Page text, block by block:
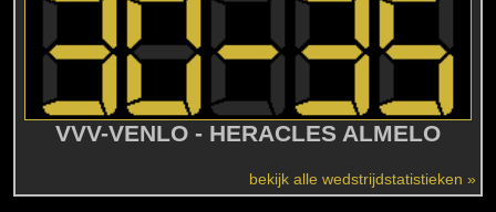
VVV-VENLO - HERACLES ALMELO
bekijk alle wedstrijdstatistieken »